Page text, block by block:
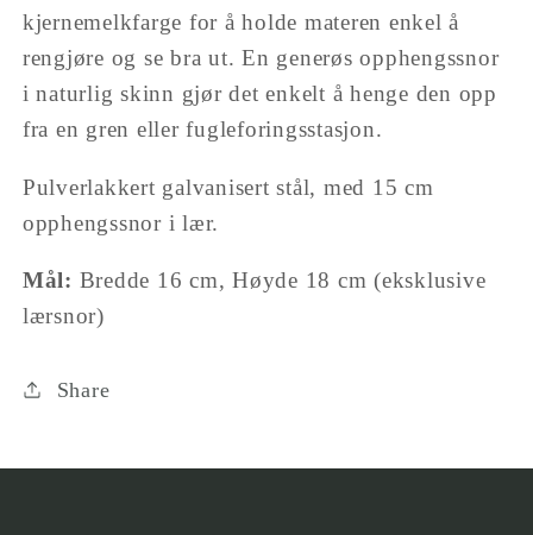
kjernemelkfarge for å holde materen enkel å
rengjøre og se bra ut. En generøs opphengssnor
i naturlig skinn gjør det enkelt å henge den opp
fra en gren eller fugleforingsstasjon.
Pulverlakkert galvanisert stål, med 15 cm
opphengssnor i lær.
Mål: Bredde 16 cm, Høyde 18 cm (eksklusive
lærsnor)
Share